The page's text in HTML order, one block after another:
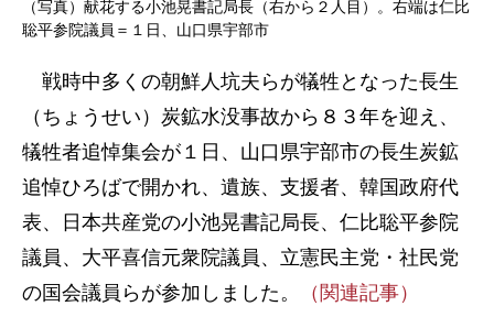
（写真）献花する小池晃書記局長（右から２人目）。右端は仁比
聡平参院議員＝１日、山口県宇部市
戦時中多くの朝鮮人坑夫らが犠牲となった長生
（ちょうせい）炭鉱水没事故から８３年を迎え、
犠牲者追悼集会が１日、山口県宇部市の長生炭鉱
追悼ひろばで開かれ、遺族、支援者、韓国政府代
表、日本共産党の小池晃書記局長、仁比聡平参院
議員、大平喜信元衆院議員、立憲民主党・社民党
の国会議員らが参加しました。
（関連記事）